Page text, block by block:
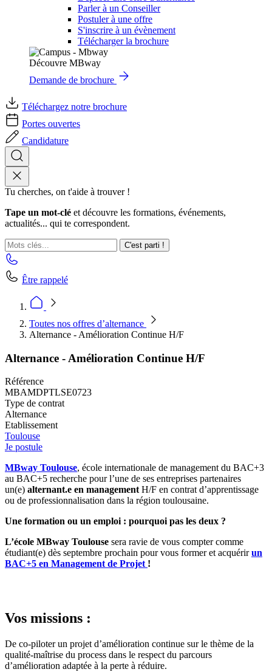
Parler à un Conseiller
Postuler à une offre
S'inscrire à un évènement
Télécharger la brochure
Découvre MBway
Demande de brochure
Téléchargez notre brochure
Portes ouvertes
Candidature
Tu cherches, on t'aide à trouver !
Tape un mot-clé et découvre les formations, événements,
actualités... qui te correspondent.
C'est parti !
Être rappelé
Toutes nos offres d’alternance
Alternance - Amélioration Continue H/F
Alternance - Amélioration Continue H/F
Référence
MBAMDPTLSE0723
Type de contrat
Alternance
Etablissement
Toulouse
Je postule
MBway Toulouse, école internationale de management du BAC+3
au BAC+5 recherche pour l’une de ses entreprises partenaires
un(e) alternant.e en managementH/F en contrat d’apprentissage
ou de professionnalisation dans la région toulousaine.
Une formation ou un emploi : pourquoi pas les deux ?
L’école MBway Toulouse sera ravie de vous compter comme
étudiant(e) dès septembre prochain pour vous former et acquérirun
BAC+5 en Management de Projet !
Vos missions :
De co-piloter un projet d’amélioration continue sur le thème de la
qualité-maîtrise du process dans le respect du parcours
d’amélioration adaptée à la perte à réduire.